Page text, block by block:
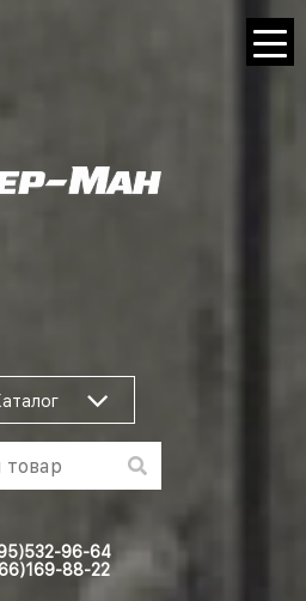
96-64
88-22